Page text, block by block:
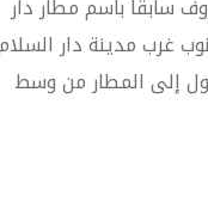
سابقاً باسم مطار دار
12 كيلومتراً جنوب غرب مدينة دار
13 دقيقة للوصول إلى المطار من وسط